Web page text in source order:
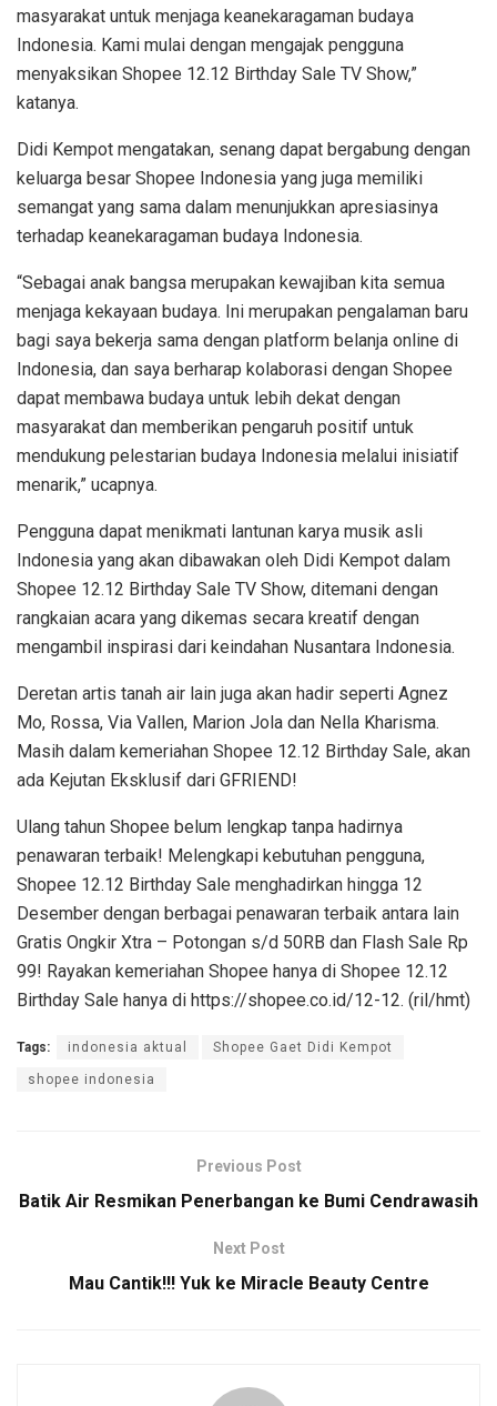
masyarakat untuk menjaga keanekaragaman budaya
Indonesia. Kami mulai dengan mengajak pengguna
menyaksikan Shopee 12.12 Birthday Sale TV Show,”
katanya.
Didi Kempot mengatakan, senang dapat bergabung dengan
keluarga besar Shopee Indonesia yang juga memiliki
semangat yang sama dalam menunjukkan apresiasinya
terhadap keanekaragaman budaya Indonesia.
“Sebagai anak bangsa merupakan kewajiban kita semua
menjaga kekayaan budaya. Ini merupakan pengalaman baru
bagi saya bekerja sama dengan platform belanja online di
Indonesia, dan saya berharap kolaborasi dengan Shopee
dapat membawa budaya untuk lebih dekat dengan
masyarakat dan memberikan pengaruh positif untuk
mendukung pelestarian budaya Indonesia melalui inisiatif
menarik,” ucapnya.
Pengguna dapat menikmati lantunan karya musik asli
Indonesia yang akan dibawakan oleh Didi Kempot dalam
Shopee 12.12 Birthday Sale TV Show, ditemani dengan
rangkaian acara yang dikemas secara kreatif dengan
mengambil inspirasi dari keindahan Nusantara Indonesia.
Deretan artis tanah air lain juga akan hadir seperti Agnez
Mo, Rossa, Via Vallen, Marion Jola dan Nella Kharisma.
Masih dalam kemeriahan Shopee 12.12 Birthday Sale, akan
ada Kejutan Eksklusif dari GFRIEND!
Ulang tahun Shopee belum lengkap tanpa hadirnya
penawaran terbaik! Melengkapi kebutuhan pengguna,
Shopee 12.12 Birthday Sale menghadirkan hingga 12
Desember dengan berbagai penawaran terbaik antara lain
Gratis Ongkir Xtra – Potongan s/d 50RB dan Flash Sale Rp
99! Rayakan kemeriahan Shopee hanya di Shopee 12.12
Birthday Sale hanya di https://shopee.co.id/12-12. (ril/hmt)
Tags: indonesia aktual Shopee Gaet Didi Kempot
shopee indonesia
Previous Post
Batik Air Resmikan Penerbangan ke Bumi Cendrawasih
Next Post
Mau Cantik!!! Yuk ke Miracle Beauty Centre